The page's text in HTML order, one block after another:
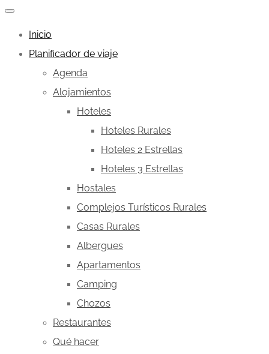
Inicio
Planificador de viaje
Agenda
Alojamientos
Hoteles
Hoteles Rurales
Hoteles 2 Estrellas
Hoteles 3 Estrellas
Hostales
Complejos Turísticos Rurales
Casas Rurales
Albergues
Apartamentos
Camping
Chozos
Restaurantes
Qué hacer